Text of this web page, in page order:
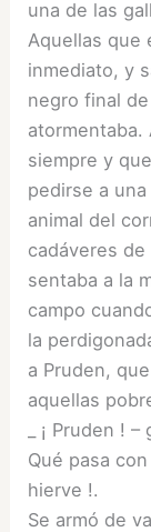
una de las
Aquellas que
inmediato, y
negro final
atormentaba.
siempre y
pedirse a
animal del
cadáveres
sentaba a la
campo
la
a Pruden,
aquellas
_ ¡ Pruden !
Qué pasa
hierve !.
Se armó de